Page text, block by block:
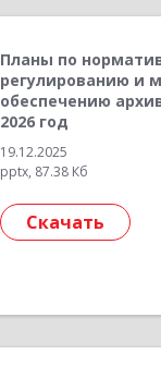
Планы по
регулированию и
обеспечению
2026 год
19.12.2025
pptx, 87.38 Кб
Скачать